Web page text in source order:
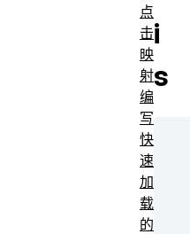
i
s
点
击
映
射
编
写
快
速
加
载
的